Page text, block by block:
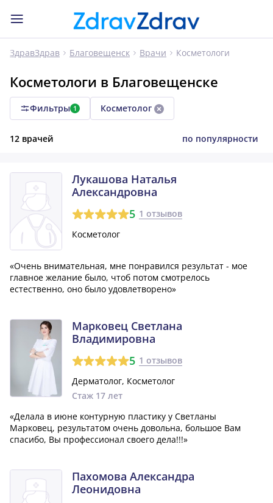
ЗдравЗдрав Благовещенск Врачи Косметологи
Косметологи в Благовещенске
Фильтры 1 Косметолог
12 врачей по популярности
Лукашова Наталья
Александровна
5 1 отзывов
Косметолог
«Очень внимательная, мне понравился результат - мое
главное желание было, чтоб потом смотрелось
естественно, оно было удовлетворено»
Марковец Светлана
Владимировна
5 1 отзывов
Дерматолог, Косметолог
Стаж 17 лет
«Делала в июне контурную пластику у Светланы
Марковец, результатом очень довольна, большое Вам
спасибо, Вы профессионал своего дела!!!»
Пахомова Александра
Леонидовна